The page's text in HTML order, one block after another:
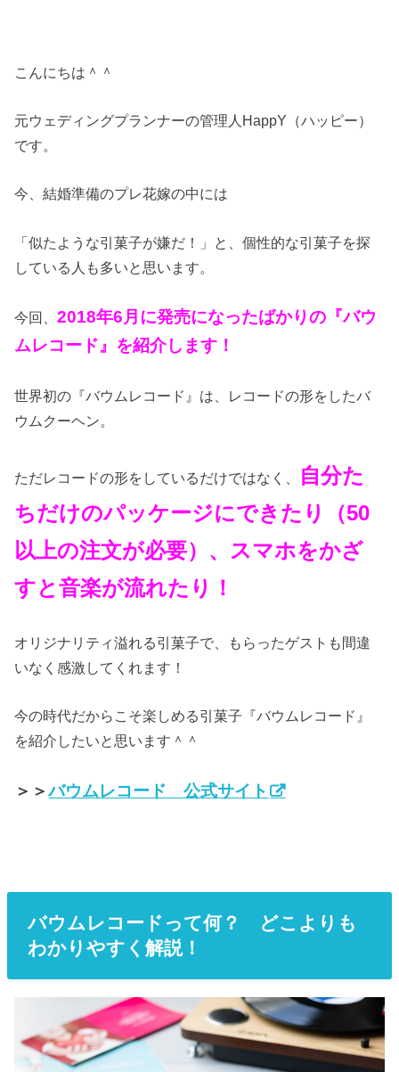
こんにちは＾＾
元ウェディングプランナーの管理人HappY（ハッピー）
です。
今、結婚準備のプレ花嫁の中には
「似たような引菓子が嫌だ！」と、個性的な引菓子を探
している人も多いと思います。
今回、2018年6月に発売になったばかりの『バウ
ムレコード』を紹介します！
世界初の『バウムレコード』は、レコードの形をしたバ
ウムクーヘン。
ただレコードの形をしているだけではなく、
自分た
ちだけのパッケージにできたり（50
以上の注文が必要）、スマホをかざ
すと音楽が流れたり！
オリジナリティ溢れる引菓子で、もらったゲストも間違
いなく感激してくれます！
今の時代だからこそ楽しめる引菓子『バウムレコード』
を紹介したいと思います＾＾
＞＞バウムレコード 公式サイト
バウムレコードって何？ どこよりも
わかりやすく解説！